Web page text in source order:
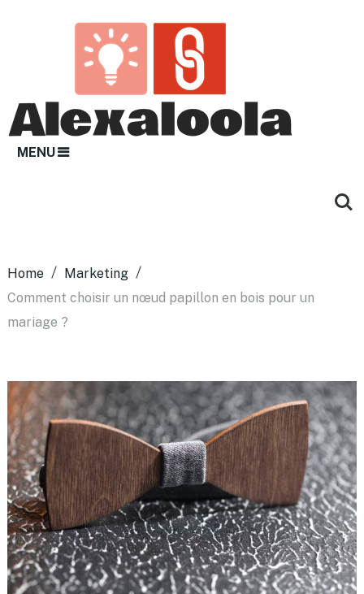
MENU
Home
Marketing
Comment choisir un nœud papillon en bois pour un
mariage ?